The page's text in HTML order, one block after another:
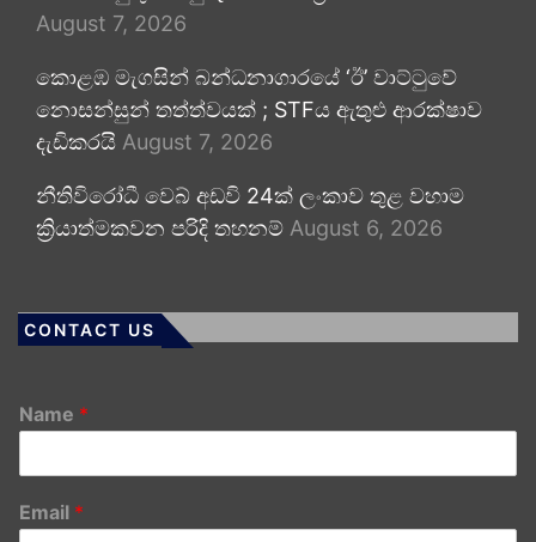
August 7, 2026
කොළඹ මැගසින් බන්ධනාගාරයේ ‘ඊ’ වාට්ටුවේ
නොසන්සුන් තත්ත්වයක් ; STFය ඇතුළු ආරක්ෂාව
දැඩිකරයි August 7, 2026
නීතිවිරෝධී වෙබ් අඩවි 24ක් ලංකාව තුළ වහාම
ක්‍රියාත්මකවන පරිදි තහනම් August 6, 2026
CONTACT US
Name *
Email *